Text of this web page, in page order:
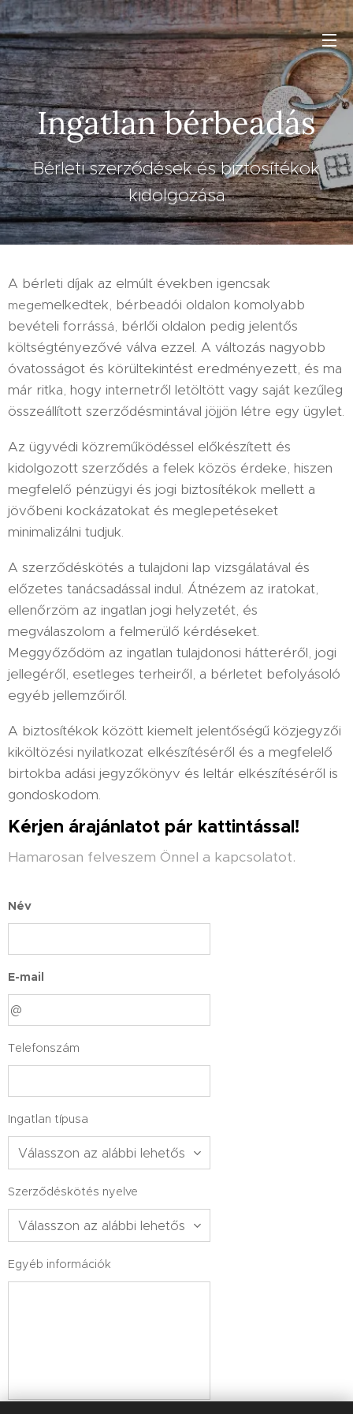
Ingatlan bérbeadás
Bérleti szerződések és biztosítékok
kidolgozása
A bérleti díjak az elmúlt években igencsak
megemelkedtek, bérbeadói oldalon komolyabb
bevételi forrássá, bérlői oldalon pedig jelentős
költségtényezővé válva ezzel. A változás nagyobb
óvatosságot és körültekintést eredményezett, és ma
már ritka, hogy internetről letöltött vagy saját kezűleg
összeállított szerződésmintával jöjjön létre egy ügylet.
Az ügyvédi közreműködéssel előkészített és
kidolgozott szerződés a felek közös érdeke, hiszen
megfelelő pénzügyi és jogi biztosítékok mellett a
jövőbeni kockázatokat és meglepetéseket
minimalizálni tudjuk.
A szerződéskötés a tulajdoni lap vizsgálatával és
előzetes tanácsadással indul. Átnézem az iratokat,
ellenőrzöm az ingatlan jogi helyzetét, és
megválaszolom a felmerülő kérdéseket.
Meggyőződöm az ingatlan tulajdonosi hátteréről, jogi
jellegéről, esetleges terheiről, a bérletet befolyásoló
egyéb jellemzőiről.
A biztosítékok között kiemelt jelentőségű közjegyzői
kiköltözési nyilatkozat elkészítéséről és a megfelelő
birtokba adási jegyzőkönyv és leltár elkészítéséről is
gondoskodom.
Kérjen árajánlatot pár kattintással!
Hamarosan felveszem Önnel a kapcsolatot.
Név
E-mail
Telefonszám
Ingatlan típusa
Szerződéskötés nyelve
Egyéb információk